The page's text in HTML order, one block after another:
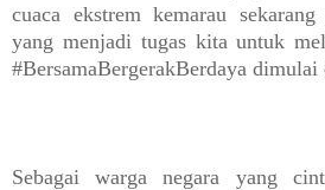
cuaca ekstrem kemarau
yang menjadi tugas kita untuk
#BersamaBergerakBerdaya
Sebagai warga negara yang